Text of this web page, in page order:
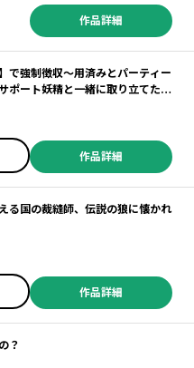
作品詳細
で強制徴収～用済みとパーティー
ポート妖精と一緒に取り立てた魔
～
作品詳細
る国の裁縫師、伝説の狼に懐かれ
作品詳細
？